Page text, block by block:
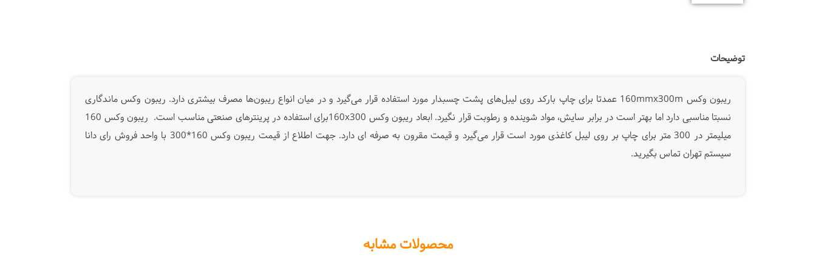
توضیحات
ریبون وکس 160mmx300m عمدتا برای چاپ بارکد روی لیبل‌های پشت چسبدار مورد استفاده قرار می‌گیرد و در میان انواع ریبون‌ها مصرف بیشتری دارد. ریبون وکس ماندگاری
نسبتا مناسبی دارد اما بهتر است در برابر سایش، مواد شوینده و رطوبت قرار نگیرد. ابعاد ریبون وکس 160x300برای استفاده در پرینترهای صنعتی مناسب است. ریبون وکس 160
میلیمتر در 300 متر برای چاپ بر روی لیبل کاغذی مورد است قرار می‌گیرد و قیمت مقرون به صرفه ای دارد. جهت اطلاع از قیمت ریبون وکس 160*300 با واحد فروش رای دانا
سیستم تهران تماس بگیرید.
محصولات مشابه